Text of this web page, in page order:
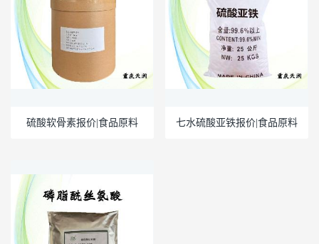
硫酸软骨素报价|食品原料 七水硫酸亚铁报价|食品原料